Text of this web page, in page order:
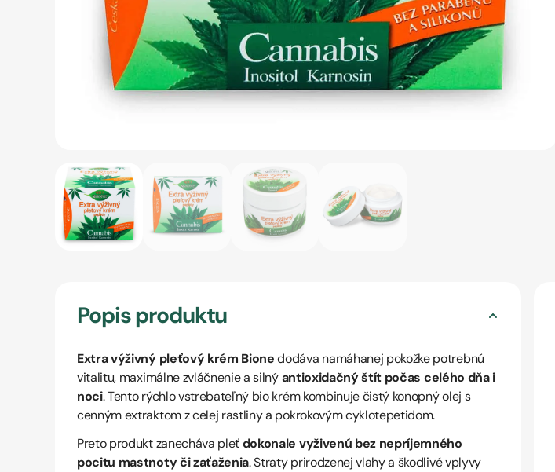
Popis produktu
Extra výživný pleťový krém Bionedodáva namáhanej pokožke potrebnú
vitalitu, maximálne zvláčnenie a silnýantioxidačný štít počas celého dňa i
noci. Tento rýchlo vstrebateľný bio krém kombinuje čistý konopný olej s
cenným extraktom z celej rastliny a pokrokovým cyklotepetidom.
Preto produkt zanecháva pleťdokonale vyživenú bez nepríjemného
pocitu mastnoty či zaťaženia. Straty prirodzenej vlahy a škodlivé vplyvy